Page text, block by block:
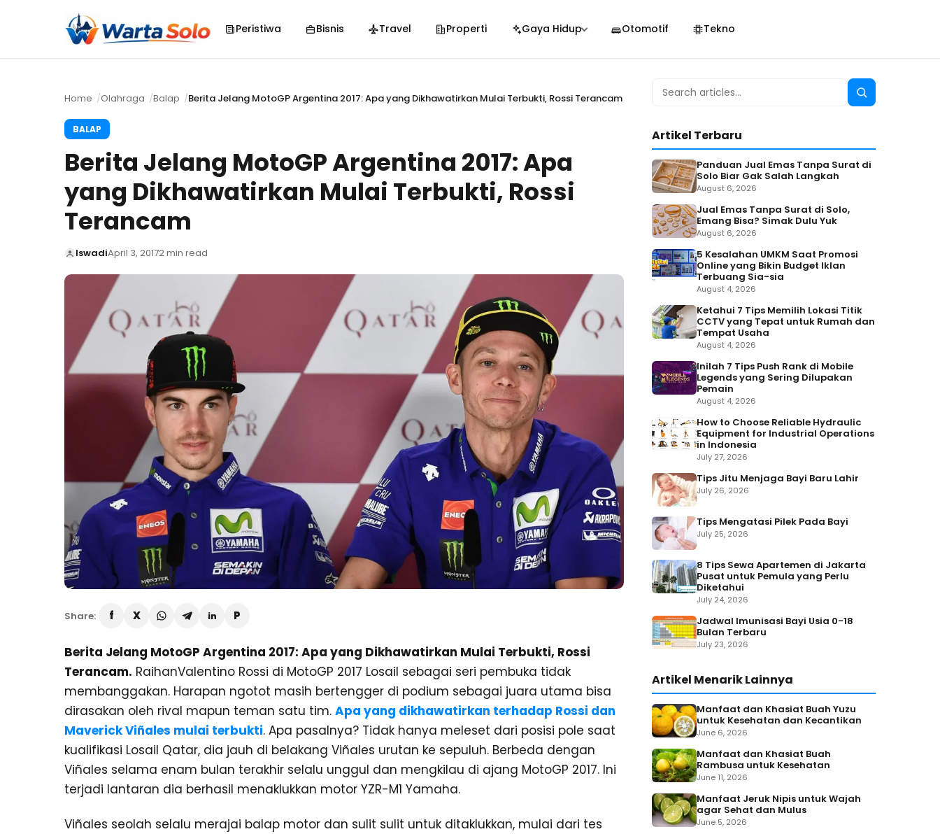
Peristiwa Bisnis Travel Properti Gaya Hidup Otomotif Tekno
Home Olahraga Balap Berita Jelang MotoGP Argentina 2017: Apa yang Dikhawatirkan Mulai Terbukti, Rossi Terancam
BALAP
Berita Jelang MotoGP Argentina 2017: Apa
yang Dikhawatirkan Mulai Terbukti, Rossi
Terancam
IswadiApril 3, 20172 min read
Share:
Berita Jelang MotoGP Argentina 2017: Apa yang Dikhawatirkan Mulai Terbukti, Rossi
Terancam. RaihanValentino Rossi di MotoGP 2017 Losail sebagai seri pembuka tidak
membanggakan. Harapan ngotot masih bertengger di podium sebagai juara utama bisa
dirasakan oleh rival mapun teman satu tim. Apa yang dikhawatirkan terhadap Rossi dan
Maverick Viñales mulai terbukti. Apa pasalnya? Tidak hanya meleset dari posisi pole saat
kualifikasi Losail Qatar, dia jauh di belakang Viñales urutan ke sepuluh. Berbeda dengan
Viñales selama enam bulan terakhir selalu unggul dan mengkilau di ajang MotoGP 2017. Ini
terjadi lantaran dia berhasil menaklukkan motor YZR-M1 Yamaha.
Viñales seolah selalu merajai balap motor dan sulit sulit untuk ditaklukkan, mulai dari tes
Search
Search
Artikel Terbaru
Panduan Jual Emas Tanpa Surat di
Solo Biar Gak Salah Langkah
August 6, 2026
Jual Emas Tanpa Surat di Solo,
Emang Bisa? Simak Dulu Yuk
August 6, 2026
5 Kesalahan UMKM Saat Promosi
Online yang Bikin Budget Iklan
Terbuang Sia-sia
August 4, 2026
Ketahui 7 Tips Memilih Lokasi Titik
CCTV yang Tepat untuk Rumah dan
Tempat Usaha
August 4, 2026
Inilah 7 Tips Push Rank di Mobile
Legends yang Sering Dilupakan
Pemain
August 4, 2026
How to Choose Reliable Hydraulic
Equipment for Industrial Operations
in Indonesia
July 27, 2026
Tips Jitu Menjaga Bayi Baru Lahir
July 26, 2026
Tips Mengatasi Pilek Pada Bayi
July 25, 2026
8 Tips Sewa Apartemen di Jakarta
Pusat untuk Pemula yang Perlu
Diketahui
July 24, 2026
Jadwal Imunisasi Bayi Usia 0-18
Bulan Terbaru
July 23, 2026
Artikel Menarik Lainnya
Manfaat dan Khasiat Buah Yuzu
untuk Kesehatan dan Kecantikan
June 6, 2026
Manfaat dan Khasiat Buah
Rambusa untuk Kesehatan
June 11, 2026
Manfaat Jeruk Nipis untuk Wajah
agar Sehat dan Mulus
June 5, 2026